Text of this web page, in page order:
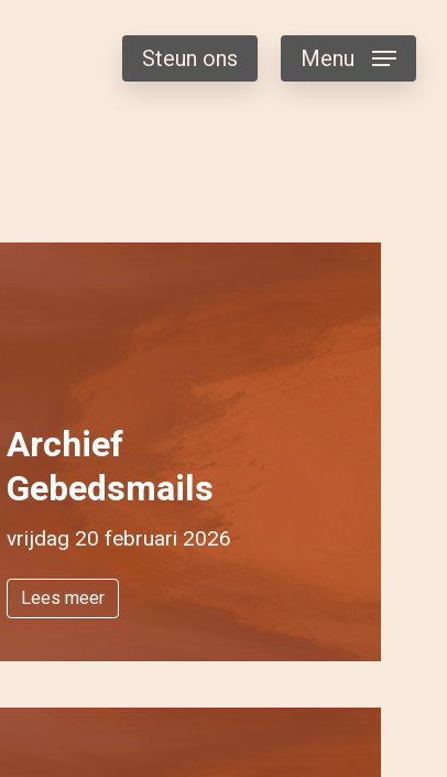
Steun ons Menu
Archief
Gebedsmails
vrijdag 20 februari 2026
Lees meer